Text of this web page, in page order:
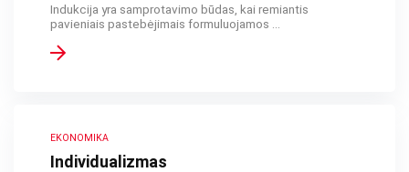
Indukcija yra samprotavimo būdas, kai remiantis
pavieniais pastebėjimais formuluojamos ...
EKONOMIKA
Individualizmas